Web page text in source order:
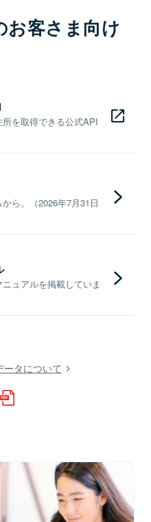
お客さま向け
を取得できる公式API
ら。（2026年7月31日
ュアルを掲載していま
タについて